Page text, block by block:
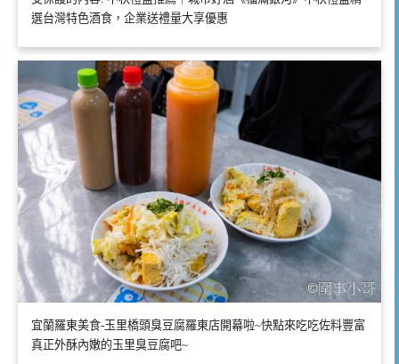
選台灣特色酒食，企業送禮量大享優惠
宜蘭羅東美食-玉里橋頭臭豆腐羅東店開幕啦~快點來吃吃佐料豐富
真正外酥內嫩的玉里臭豆腐吧~